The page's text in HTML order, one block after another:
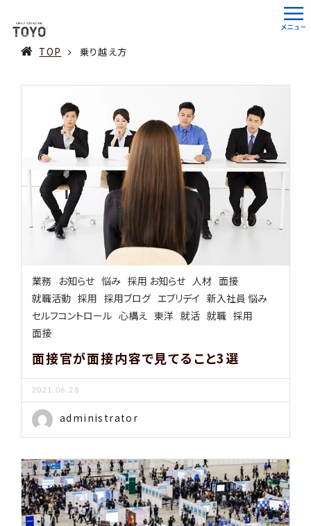
TOP 乗り越え方
業務 お知らせ 悩み 採用 お知らせ 人材 面接
就職活動 採用 採用ブログ エブリデイ 新入社員 悩み
セルフコントロール 心構え 東洋 就活 就職 採用
面接
面接官が面接内容で見てること3選
2021.06.28
administrator